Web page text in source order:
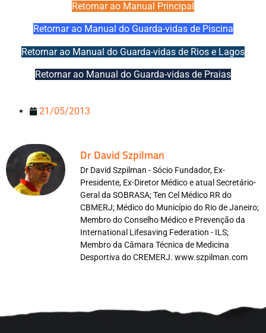
Retornar ao Manual Principal
Retornar ao Manual do Guarda-vidas de Piscina
Retornar ao Manual do Guarda-vidas de Rios e Lagos
Retornar ao Manual do Guarda-vidas de Praias
21/05/2013
Dr David Szpilman
Dr David Szpilman - Sócio Fundador, Ex-
Presidente, Ex-Diretor Médico e atual Secretário-
Geral da SOBRASA; Ten Cel Médico RR do
CBMERJ; Médico do Município do Rio de Janeiro;
Membro do Conselho Médico e Prevenção da
International Lifesaving Federation - ILS;
Membro da Câmara Técnica de Medicina
Desportiva do CREMERJ. www.szpilman.com